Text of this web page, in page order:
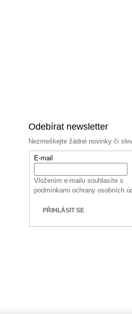
Odebírat newsletter
Nezmeškejte žádné novinky či
E-mail
Vložením e-mailu souhlasíte s
podmínkami ochrany osobních
PŘIHLÁSIT SE